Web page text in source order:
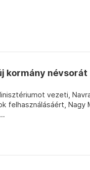
kormány névsorát
vezeti,
felhasználásáért, Nagy